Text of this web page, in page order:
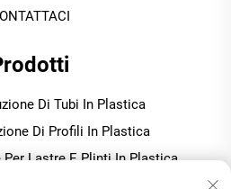
Di Tubi In Plastica
Di Profili In Plastica
Per Lastre E Plinti In Plastica